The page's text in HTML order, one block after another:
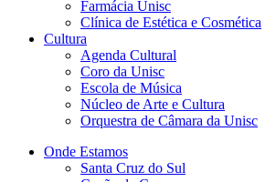
Farmácia Unisc
Clínica de Estética e Cosmética
Cultura
Agenda Cultural
Coro da Unisc
Escola de Música
Núcleo de Arte e Cultura
Orquestra de Câmara da Unisc
Onde Estamos
Santa Cruz do Sul